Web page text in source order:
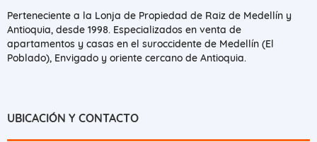
Perteneciente a la Lonja de Propiedad de Raiz de Medellín y
Antioquia, desde 1998. Especializados en venta de
apartamentos y casas en el suroccidente de Medellín (El
Poblado), Envigado y oriente cercano de Antioquia.
UBICACIÓN Y CONTACTO